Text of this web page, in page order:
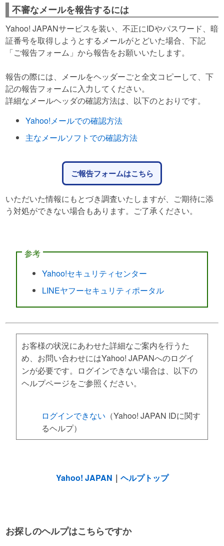
不審なメールを報告するには
Yahoo! JAPANサービスを装い、不正にIDやパスワード、暗
証番号を取得しようとするメールがとどいた場合、下記
「ご報告フォーム」から報告をお願いいたします。
報告の際には、メールをヘッダーごと全文コピーして、下
記の報告フォームに入力してください。
詳細なメールヘッダの確認方法は、以下のとおりです。
Yahoo!メールでの確認方法
主なメールソフトでの確認方法
ご報告フォームはこちら
いただいた情報にもとづき調査いたしますが、ご期待に添
う対処ができない場合もあります。ご了承ください。
参考
Yahoo!セキュリティセンター
LINEヤフーセキュリティポータル
お客様の状況にあわせた詳細なご案内を行うた
め、お問い合わせにはYahoo! JAPANへのログイ
ンが必要です。ログインできない場合は、以下の
ヘルプページをご参照ください。
ログインできない （Yahoo! JAPAN IDに関す
るヘルプ）
Yahoo! JAPAN ｜ ヘルプトップ
お探しのヘルプはこちらですか